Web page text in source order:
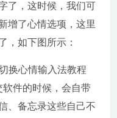
了，这时候，我们可
增了心情选项，这里
，如下图所示：
件的时候，会自带
、备忘录这些自己不